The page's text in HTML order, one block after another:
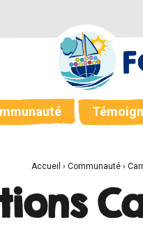
Accueil › Communauté ›